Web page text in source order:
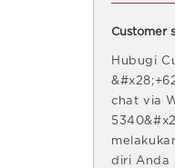
Customer
Hubugi
chat via
diri Anda